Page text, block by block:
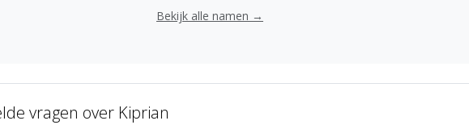
Bekijk alle namen →
vragen over Kiprian